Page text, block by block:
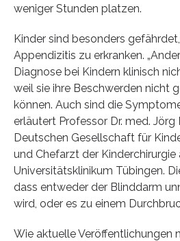
weniger Stunden platzen.
Kinder sind besonders
Appendizitis zu erkranken.
Diagnose bei Kindern klinisch
weil sie ihre Beschwerden nicht
können. Auch sind die
erläutert Professor Dr. med. Jörg
Deutschen Gesellschaft für
und Chefarzt der Kinderchirurgie
Universitätsklinikum Tübingen.
dass entweder der Blinddarm
wird, oder es zu einem
Wie aktuelle Veröffentlichungen